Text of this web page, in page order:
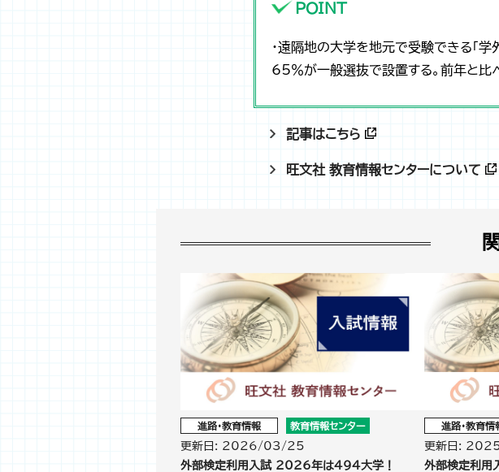
POINT
・遠隔地の大学を地元で受験できる「
65％が一般選抜で設置する。前年と比
記事はこちら
旺文社 教育情報センターについて
進路・教育情報 教育情報センター
更新日: 2026/03/25
外部検定利用入試 2026年は494大学！
進路・教育情
更新日:
外部検定利